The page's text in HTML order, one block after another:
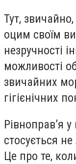
Тут,
оцим своїм
незручності
можливості
звичайних
гігієнічних
Рівноправ’я
стосується
Це про те,